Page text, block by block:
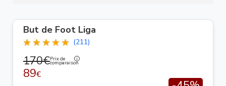
But de Foot Liga
(211)
170€Prix de
comparaison
89€